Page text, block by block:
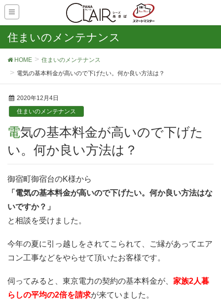
住まいのメンテナンス
HOME
住まいのメンテナンス
電気の基本料金が高いので下げたい。何か良い方法は？
2020年12月4日
住まいのメンテナンス
電気の基本料金が高いので下げた
い。何か良い方法は？
御宿町御宿台のK様から
「電気の基本料金が高いので下げたい。何か良い方法はな
いですか？」
と相談を受けました。
今年の夏に引っ越しをされてこられて、ご縁があってエア
コン工事などをやらせて頂いたお客様です。
伺ってみると、東京電力の契約の基本料金が、 家族2人暮
らしの平均の2倍を請求が来ていました。